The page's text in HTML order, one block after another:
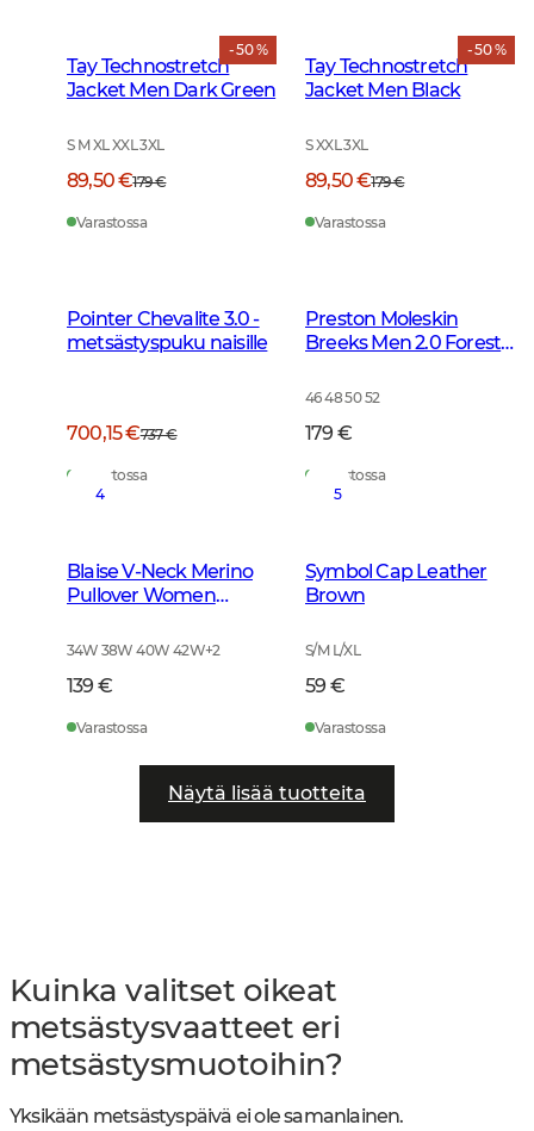
- 50 %
Tay Technostretch
Jacket Men Dark Green
S M XL XXL 3XL
89,50 €179 €
Varastossa
- 50 %
Tay Technostretch
Jacket Men Black
S XXL 3XL
89,50 €179 €
Varastossa
Pointer Chevalite 3.0 -
metsästyspuku naisille
700,15 €737 €
Varastossa
Preston Moleskin
Breeks Men 2.0 Forest
46 48 50 52
179 €
Varastossa
4
Blaise V-Neck Merino
Pullover Women
34W 38W 40W 42W+2
139 €
Varastossa
5
Symbol Cap Leather
Brown
S/M L/XL
59 €
Varastossa
Näytä lisää tuotteita
Kuinka valitset oikeat
metsästysvaatteet eri
metsästysmuotoihin?
Yksikään metsästyspäivä ei ole samanlainen.